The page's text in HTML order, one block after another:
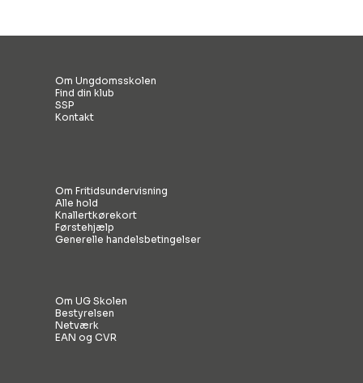
Om Ungdomsskolen
Find din klub
SSP
Kontakt
Om Fritidsundervisning
Alle hold
Knallertkørekort
Førstehjælp
Generelle handelsbetingelser
Om UG Skolen
Bestyrelsen
Netværk
EAN og CVR